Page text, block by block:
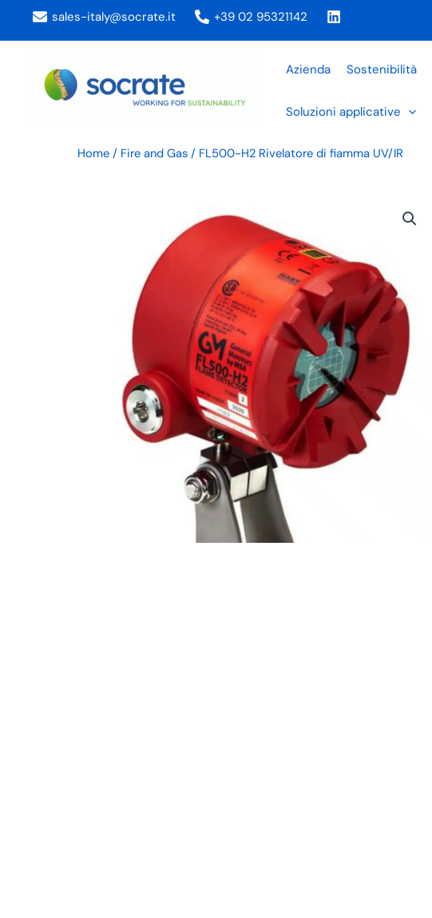
sales-italy@socrate.it +39 02 95321142
Azienda Sostenibilità
Soluzioni applicative
Home / Fire and Gas / FL500-H2 Rivelatore di fiamma UV/IR